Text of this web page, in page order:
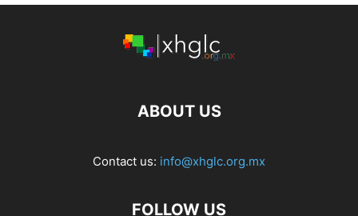
ABOUT US
Contact us: info@xhglc.org.mx
FOLLOW US